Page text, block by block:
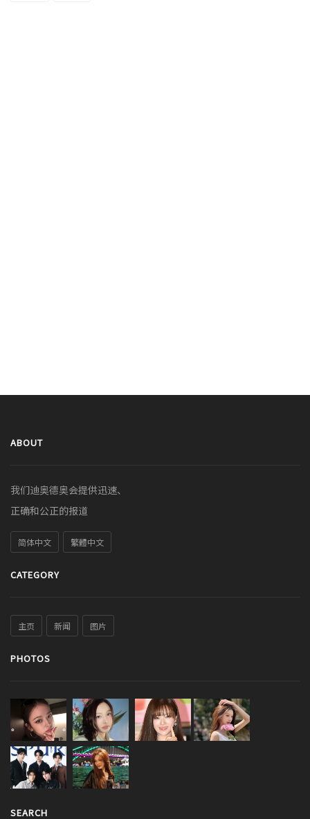
ABOUT
我们迪奥德奥会提供迅速、
正确和公正的报道
简体中文 繁體中文
CATEGORY
主页 新闻 图片
PHOTOS
SEARCH